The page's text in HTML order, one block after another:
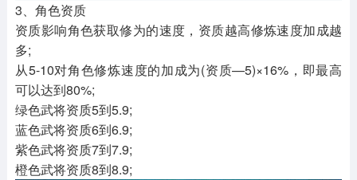
3、角色资质
资质影响角色获取修为的速度，资质越高修炼速度加成越
多;
从5-10对角色修炼速度的加成为(资质—5)×16%，即最高
可以达到80%;
绿色武将资质5到5.9;
蓝色武将资质6到6.9;
紫色武将资质7到7.9;
橙色武将资质8到8.9;